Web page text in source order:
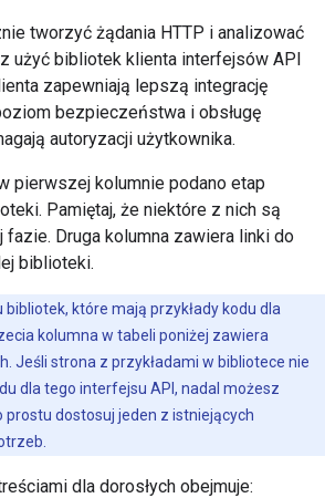
tworzyć żądania HTTP i analizować
użyć bibliotek klienta interfejsów API
zapewniają lepszą integrację
bezpieczeństwa i obsługę
autoryzacji użytkownika.
pierwszej kolumnie podano etap
Pamiętaj, że niektóre z nich są
Druga kolumna zawiera linki do
biblioteki.
bibliotek, które mają przykłady kodu dla
kolumna w tabeli poniżej zawiera
Jeśli strona z przykładami w bibliotece nie
dla tego interfejsu API, nadal możesz
prostu dostosuj jeden z istniejących
dla dorosłych obejmuje: